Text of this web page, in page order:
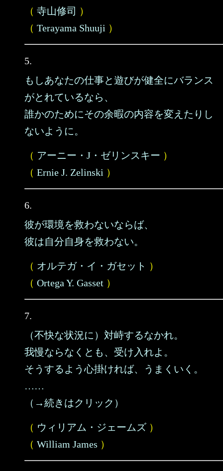
（ 寺山修司 ）
（ Terayama Shuuji ）
5.
もしあなたの仕事と遊びが健全にバランス
がとれているなら、
誰かのためにその余暇の内容を変えたりし
ないように。
（ アーニー・J・ゼリンスキー ）
（ Ernie J. Zelinski ）
6.
彼が環境を救わないならば、
彼は自分自身を救わない。
（ オルテガ・イ・ガセット ）
（ Ortega Y. Gasset ）
7.
（不快な状況に）対峙するなかれ。
我慢ならなくとも、受け入れよ。
そうするよう心掛ければ、うまくいく。
……
（→続きはクリック）
（ ウィリアム・ジェームズ ）
（ William James ）